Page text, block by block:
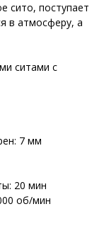
сито, поступает
в атмосферу, а
ситами с
7 мм
20 мин
об/мин